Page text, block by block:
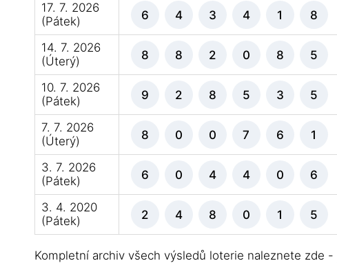
17. 7. 2026
(Pátek)
6 4 3 4 1 8
14. 7. 2026
(Úterý)
8 8 2 0 8 5
10. 7. 2026
(Pátek)
9 2 8 5 3 5
7. 7. 2026
(Úterý)
8 0 0 7 6 1
3. 7. 2026
(Pátek)
6 0 4 4 0 6
3. 4. 2020
(Pátek)
2 4 8 0 1 5
Kompletní archiv všech výsledů loterie naleznete zde -